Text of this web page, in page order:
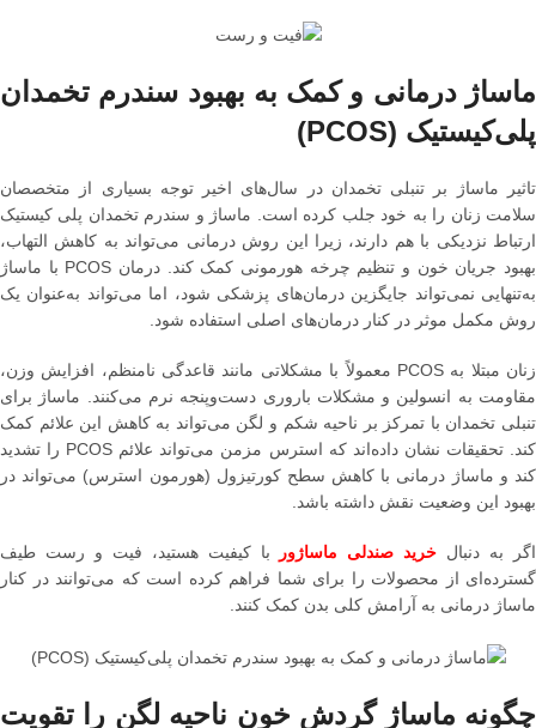
ماساژ درمانی و کمک به بهبود سندرم تخمدان
پلی‌کیستیک (PCOS)
تاثیر ماساژ بر تنبلی تخمدان در سال‌های اخیر توجه بسیاری از متخصصان
سلامت زنان را به خود جلب کرده است. ماساژ و سندرم تخمدان پلی کیستیک
ارتباط نزدیکی با هم دارند، زیرا این روش درمانی می‌تواند به کاهش التهاب،
بهبود جریان خون و تنظیم چرخه هورمونی کمک کند. درمان PCOS با ماساژ
به‌تنهایی نمی‌تواند جایگزین درمان‌های پزشکی شود، اما می‌تواند به‌عنوان یک
روش مکمل موثر در کنار درمان‌های اصلی استفاده شود.
زنان مبتلا به PCOS معمولاً با مشکلاتی مانند قاعدگی نامنظم، افزایش وزن،
مقاومت به انسولین و مشکلات باروری دست‌وپنجه نرم می‌کنند. ماساژ برای
تنبلی تخمدان با تمرکز بر ناحیه شکم و لگن می‌تواند به کاهش این علائم کمک
کند. تحقیقات نشان داده‌اند که استرس مزمن می‌تواند علائم PCOS را تشدید
کند و ماساژ درمانی با کاهش سطح کورتیزول (هورمون استرس) می‌تواند در
بهبود این وضعیت نقش داشته باشد.
اگر به دنبال خرید صندلی ماساژور
با کیفیت هستید، فیت و رست طیف
گسترده‌ای از محصولات را برای شما فراهم کرده است که می‌توانند در کنار
ماساژ درمانی به آرامش کلی بدن کمک کنند.
چگونه ماساژ گردش خون ناحیه لگن را تقویت